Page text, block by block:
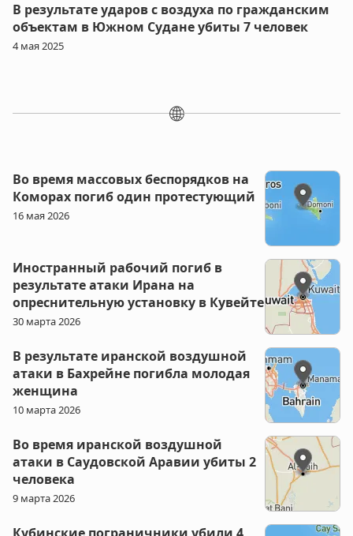
В результате ударов с воздуха по гражданским
объектам в Южном Судане убиты 7 человек
4 мая 2025
🌐
Во время массовых беспорядков на
Коморах погиб один протестующий
16 мая 2026
Иностранный рабочий погиб в
результате атаки Ирана на
опреснительную установку в Кувейте
30 марта 2026
В результате иранской воздушной
атаки в Бахрейне погибла молодая
женщина
10 марта 2026
Во время иранской воздушной
атаки в Саудовской Аравии убиты 2
человека
9 марта 2026